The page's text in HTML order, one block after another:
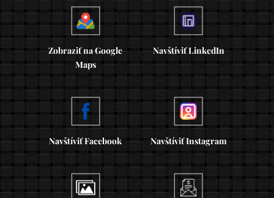
Zobraziť na Google
Maps
Navštíviť LinkedIn
Navštíviť Facebook Navštíviť Instagram